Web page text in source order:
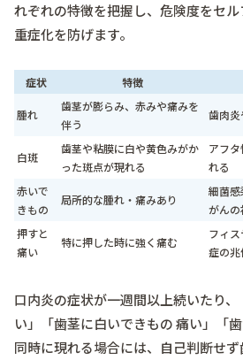
れぞれの特徴を把握し、危険度をセ
重症化を防げます。
症状 特徴
腫れ
歯茎が膨らみ、赤みや痛みを
伴う
歯肉
白斑
歯茎や粘膜に白や黄色みがか
った斑点が現れる
アフ
れる
赤いで
きもの
局所的な腫れ・痛みあり
細菌
がんの
押すと
痛い
特に押した時に強く痛む
フィ
症の兆
口内炎の症状が一週間以上続いたり
い」「歯茎に白いできもの 痛い」「
同時に現れる場合には、自己判断せ